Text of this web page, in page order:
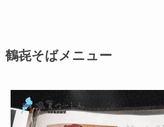
鶴㐂そばメニュー